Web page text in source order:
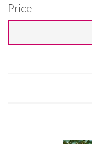
Price